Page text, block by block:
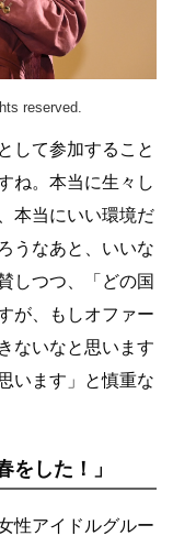
reserved.
して参加すること
ね。本当に生々し
本当にいい環境だ
うなあと、いいな
しつつ、「どの国
が、もしオファー
ないなと思います
います」と慎重な
をした！」
性アイドルグルー